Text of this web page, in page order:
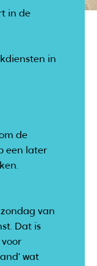
in de
in
de
een later
van
Dat is
wat